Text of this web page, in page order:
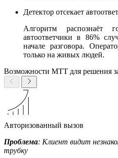
Детектор отсекает
Алгоритм распознаёт
автоответчики в 86%
начале разговора.
только на живых людей.
Возможности МТТ для решения
Авторизованный вызов
Проблема: Клиент видит
трубку